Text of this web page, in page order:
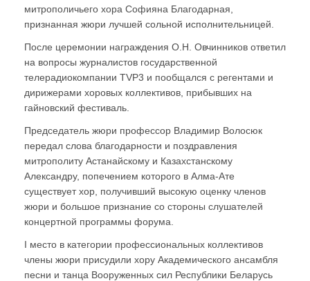
митрополичьего хора Софияна Благодарная,
признанная жюри лучшей сольной исполнительницей.
После церемонии награждения О.Н. Овчинников ответил
на вопросы журналистов государственной
телерадиокомпании TVP3 и пообщался с регентами и
дирижерами хоровых коллективов, прибывших на
гайновский фестиваль.
Председатель жюри профессор Владимир Волосюк
передал слова благодарности и поздравления
митрополиту Астанайскому и Казахстанскому
Александру, попечением которого в Алма-Ате
существует хор, получивший высокую оценку членов
жюри и большое признание со стороны слушателей
концертной программы форума.
I место в категории профессиональных коллективов
члены жюри присудили хору Академического ансамбля
песни и танца Вооруженных сил Республики Беларусь